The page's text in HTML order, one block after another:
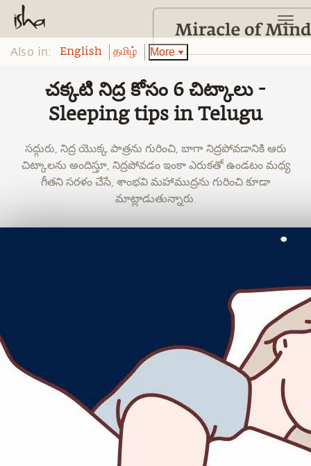
Also in: English தமிழ் More
చక్కటి నిద్ర కోసం 6 చిట్కాలు -
Sleeping tips in Telugu
సద్గురు, నిద్ర యొక్క పాత్రను గురించి, బాగా నిద్రపోవడానికి ఆరు
చిట్కాలను అందిస్తూ, నిద్రపోవడం ఇంకా ఎరుకతో ఉండటం మధ్య
గీతని సరళం చేసే, శాంభవి మహాముద్రను గురించి కూడా
మాట్లాడుతున్నారు.